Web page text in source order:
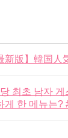
新版】韓国
최초 남자
게 한 메뉴는?